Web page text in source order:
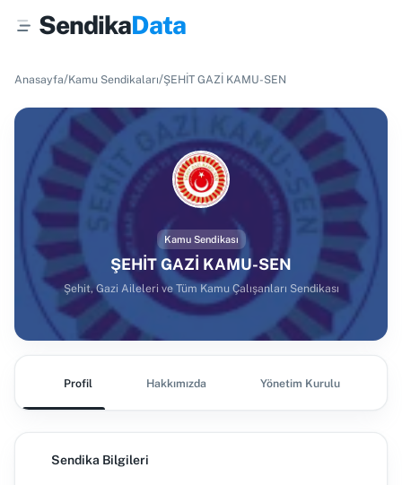
SendikaData
Anasayfa/Kamu Sendikaları/ŞEHİT GAZİ KAMU-SEN
Kamu Sendikası
ŞEHİT GAZİ KAMU-SEN
Şehit, Gazi Aileleri ve Tüm Kamu Çalışanları Sendikası
Profil Hakkımızda Yönetim Kurulu
Sendika Bilgileri